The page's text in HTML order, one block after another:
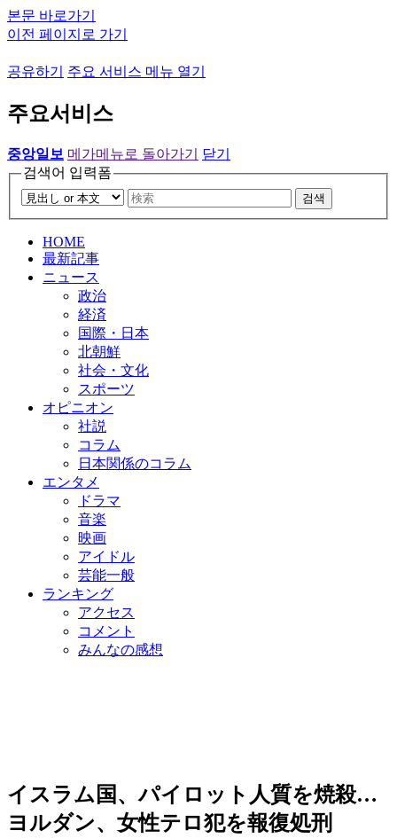
본문 바로가기
이전 페이지로 가기
공유하기 주요 서비스 메뉴 열기
주요서비스
중앙일보 메가메뉴로 돌아가기
닫기
검색어 입력폼
검색
HOME
最新記事
ニュース
政治
経済
国際・日本
北朝鮮
社会・文化
スポーツ
オピニオン
社説
コラム
日本関係のコラム
エンタメ
ドラマ
音楽
映画
アイドル
芸能一般
ランキング
アクセス
コメント
みんなの感想
イスラム国、パイロット人質を焼殺…
ヨルダン、女性テロ犯を報復処刑